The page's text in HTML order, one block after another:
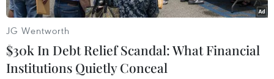
chiến thuộc nhóm Nhà nước Hồi giáo (IS) ở Syria sẽ
nhằm vào những nơi ẩn náu, trung tâm chỉ huy và
mạng lưới hậu cần của lực lượng cực đoan này.
JG Wentworth
$30k In Debt Relief Scandal: What Financial
Institutions Quietly Conceal